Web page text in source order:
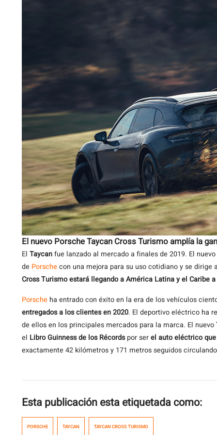
El nuevo Porsche Taycan Cross Turismo amplía la
El Taycanfue lanzado al mercado a finales de 2019. El nuevo
de Porsche con una mejora para su uso cotidiano y se
Cross Turismo estará llegando a América Latina y el Caribe
Porsche ha entrado con éxito en la era de los vehículos
entregados a los clientes en 2020. El deportivo eléctrico ha
de ellos en los principales mercados para la marca. El nuevo
el Libro Guinness de los Récordspor serel auto eléctrico
exactamente 42 kilómetros y 171 metros seguidos
Esta publicación esta etiquetada como:
PORSCHE TAYCAN TAYCAN CROSS TURISMO